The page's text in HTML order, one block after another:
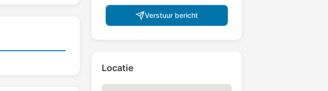
Verstuur bericht
Locatie